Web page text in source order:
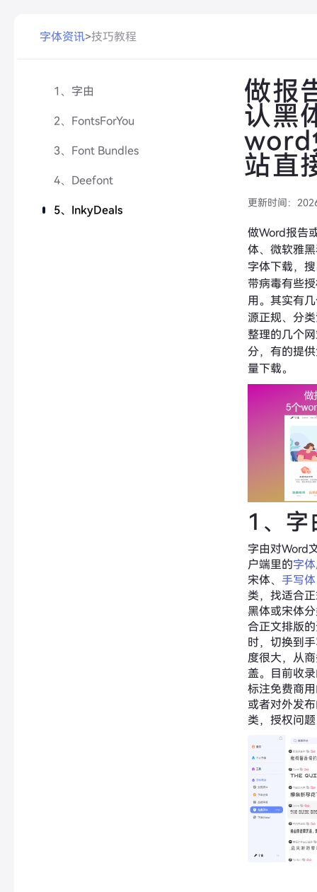
字体资讯>技巧教程
1、字由
2、FontsForYou
3、Font Bundles
4、Deefont
5、InkyDeals
做报
认黑
word
站直
更新时间：
做Word报告
体、微软雅
字体下载，
带病毒有些
用。其实有
源正规、分
整理的几个
分，有的提
量下载。
1、字
字由对Word
户端里的字
宋体、 手写体
类，找适合
黑体或宋体
合正文排版
时，切换到
度很大，从
盖。目前收
标注免费商
或者对外发
类，授权问